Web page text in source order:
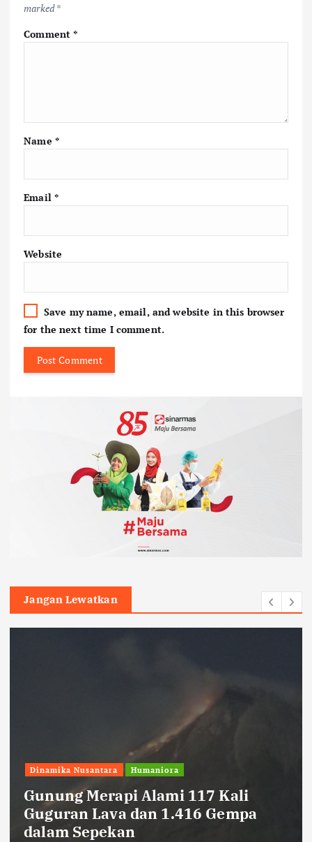
marked*
Comment*
Name *
Email *
Website
Save my name, email, and website in this browser
for the next time I comment.
Jangan Lewatkan
Sepak Bola
Persib Datangkan Bek Tengah Asal
Kroasia, Danijel Loncar